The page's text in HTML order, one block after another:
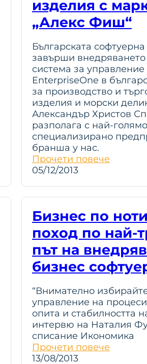
изделия с
„Алекс Фиш“
Българската
завърши внедряването
система за
EnterpriseOne в
за производство и
изделия и морски
Александър Христов
разполага с най-
специализирано
бранша у нас.
Прочети повече
05/12/2013
Бизнес по
поход по най-
път на
бизнес
“Внимателно
управление на
опита и стабилността
интервю на Наталия
списание Икономика
Прочети повече
13/08/2013